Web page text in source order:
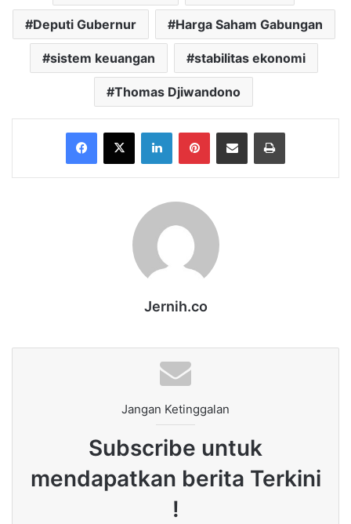
Deputi Gubernur Harga Saham Gabungan
sistem keuangan stabilitas ekonomi
Thomas Djiwandono
Facebook
X LinkedInPinterestShare via Email Print
Jernih.co
Jangan Ketinggalan
Subscribe untuk
mendapatkan berita Terkini
!